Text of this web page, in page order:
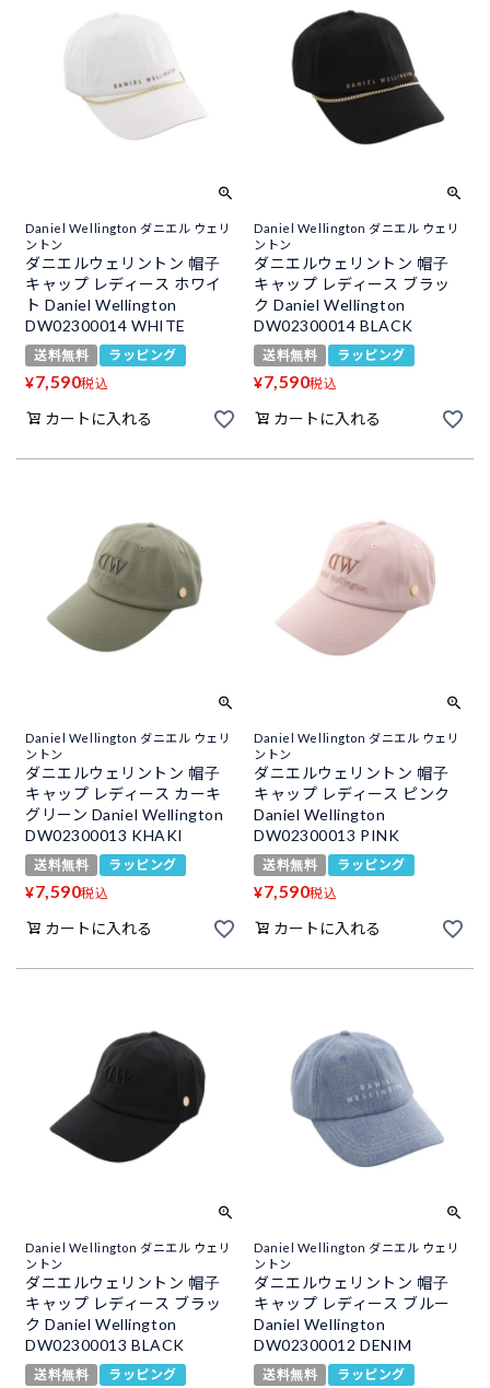
Daniel Wellington ダニエル ウェリ
ントン
ダニエルウェリントン 帽子
キャップ レディース ホワイ
ト Daniel Wellington
DW02300014 WHITE
送料無料 ラッピング
¥7,590税込
カートに入れる
Daniel Wellington ダニエル ウェリ
ントン
ダニエルウェリントン 帽子
キャップ レディース ブラッ
ク Daniel Wellington
DW02300014 BLACK
送料無料 ラッピング
¥7,590税込
カートに入れる
Daniel Wellington ダニエル ウェリ
ントン
ダニエルウェリントン 帽子
キャップ レディース カーキ
グリーン Daniel Wellington
DW02300013 KHAKI
送料無料 ラッピング
¥7,590税込
カートに入れる
Daniel Wellington ダニエル ウェリ
ントン
ダニエルウェリントン 帽子
キャップ レディース ピンク
Daniel Wellington
DW02300013 PINK
送料無料 ラッピング
¥7,590税込
カートに入れる
Daniel Wellington ダニエル ウェリ
ントン
ダニエルウェリントン 帽子
キャップ レディース ブラッ
ク Daniel Wellington
DW02300013 BLACK
送料無料
ラッピング
Daniel Wellington ダニエル ウェリ
ントン
ダニエルウェリントン 帽子
キャップ レディース ブルー
Daniel Wellington
DW02300012 DENIM
送料無料 ラッピング